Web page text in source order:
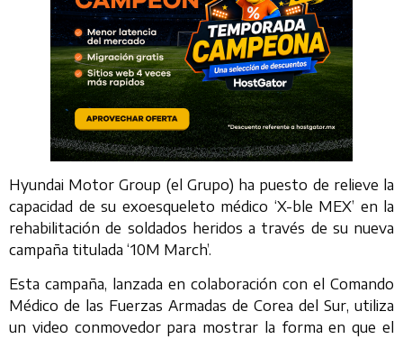
Hyundai Motor Group (el Grupo) ha puesto de relieve la
capacidad de su exoesqueleto médico ‘X-ble MEX’ en la
rehabilitación de soldados heridos a través de su nueva
campaña titulada ‘10M March’.
Esta campaña, lanzada en colaboración con el Comando
Médico de las Fuerzas Armadas de Corea del Sur, utiliza
un video conmovedor para mostrar la forma en que el